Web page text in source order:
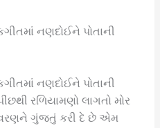
નણદોઈને પોતાની
નણદોઈને પોતાની
રળિયામણો લાગતો મોર
ગુંજતું કરી દે છે એમ